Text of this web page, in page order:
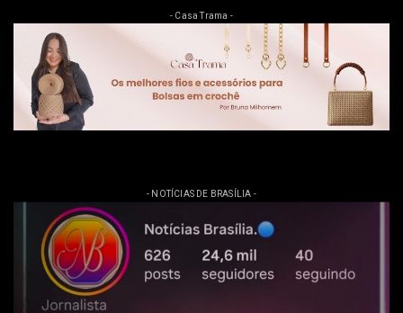
- Casa Trama -
- NOTÍCIAS DE BRASÍLIA -